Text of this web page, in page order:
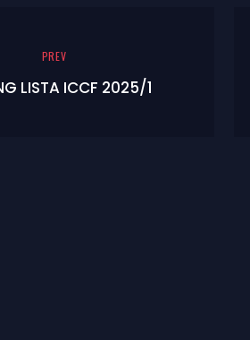
PREV
LISTA ICCF 2025/1